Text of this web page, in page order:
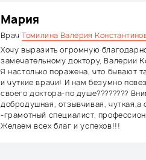
Мария
ВрачТомилина Валерия
Хочу выразить огромную
замечательному доктору, Валерии
Я настолько поражена, что бывают
и чуткие врачи! И нам безумно
своего доктора-по душе????????
добродушная, отзывчивая, чуткая,а
-грамотный специалист,
Желаем всех благ и успехов!!!